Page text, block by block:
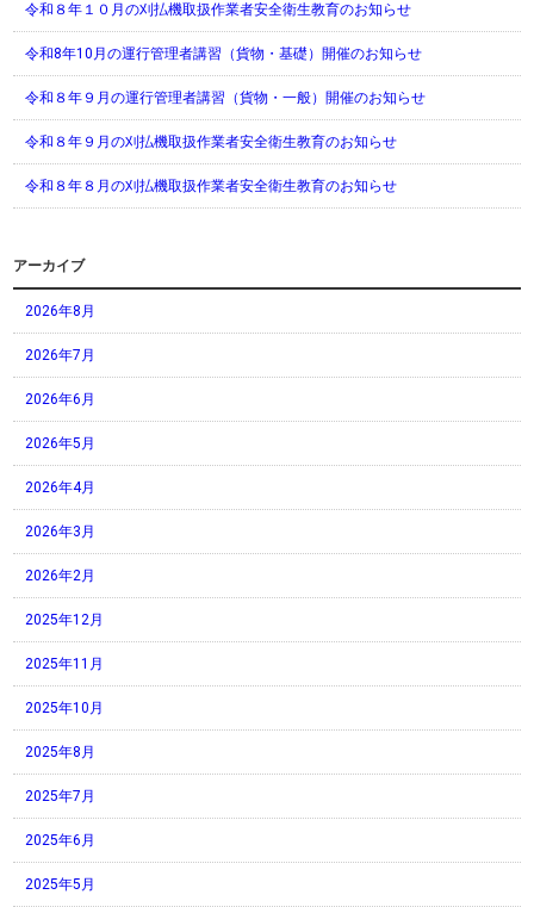
令和８年１０月の刈払機取扱作業者安全衛生教育のお知らせ
令和8年10月の運行管理者講習（貨物・基礎）開催のお知らせ
令和８年９月の運行管理者講習（貨物・一般）開催のお知らせ
令和８年９月の刈払機取扱作業者安全衛生教育のお知らせ
令和８年８月の刈払機取扱作業者安全衛生教育のお知らせ
アーカイブ
2026年8月
2026年7月
2026年6月
2026年5月
2026年4月
2026年3月
2026年2月
2025年12月
2025年11月
2025年10月
2025年8月
2025年7月
2025年6月
2025年5月